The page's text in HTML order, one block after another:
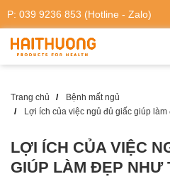
P: 039 9236 853 (Hotline - Zalo)
Trang chủ
Bệnh mất ngủ
Lợi ích của việc ngủ đủ giấc giúp
LỢI ÍCH CỦA VIỆC
GIÚP LÀM ĐẸP NHƯ